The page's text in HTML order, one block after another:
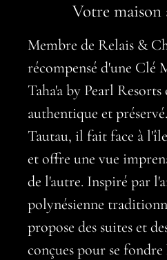
Votre maison
Membre de Relais &
récompensé d'une Clé
Taha'a by Pearl
authentique et
Tautau, il fait face à
et offre une vue
de l'autre. Inspiré par
polynésienne
propose des suites et
conçues pour se